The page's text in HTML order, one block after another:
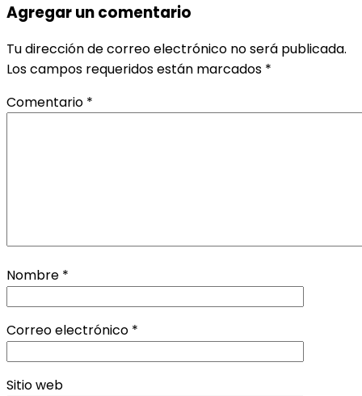
Agregar un comentario
Tu dirección de correo electrónico no será publicada.
Los campos requeridos están marcados *
Comentario *
Nombre *
Correo electrónico *
Sitio web